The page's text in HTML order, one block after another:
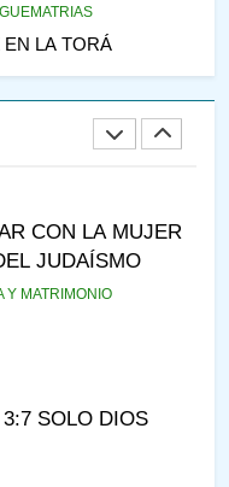
GUEMATRIAS
EN LA TORÁ
ES SABIO?
CON LA MUJER
JUDAÍSMO
Y MATRIMONIO
SOLO DIOS